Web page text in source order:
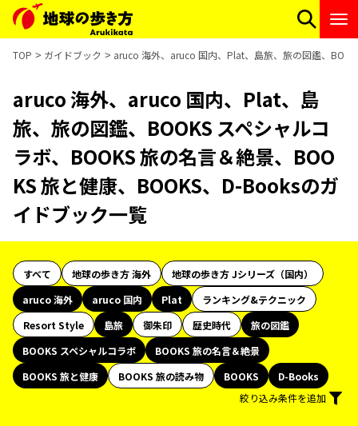
TOP ガイドブック aruco 海外、aruco 国内、Plat、島旅、旅の図鑑、
aruco 海外、aruco 国内、Plat、島
旅、旅の図鑑、BOOKS スペシャルコ
ラボ、BOOKS 旅の名言＆絶景、BOO
KS 旅と健康、BOOKS、D-Booksのガ
イドブック一覧
すべて 地球の歩き方 海外
地球の歩き方 Jシリーズ（国内）
aruco 海外
aruco 国内 Plat
ランキング&テクニック
Resort Style
島旅 御朱印 歴史時代
旅の図鑑
BOOKS スペシャルコラボ
BOOKS 旅の名言＆絶景
BOOKS 旅と健康
BOOKS 旅の読み物 BOOKS
D-Books
絞り込み条件を追加